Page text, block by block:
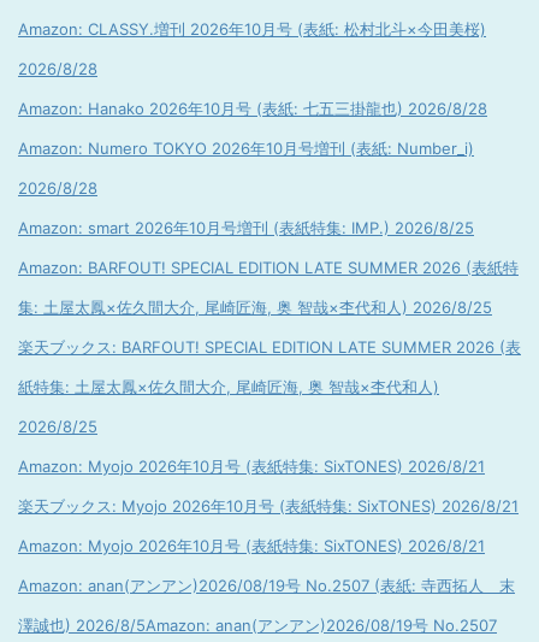
Amazon: CLASSY.増刊 2026年10月号 (表紙: 松村北斗×今田美桜)
2026/8/28
Amazon: Hanako 2026年10月号 (表紙: 七五三掛龍也) 2026/8/28
Amazon: Numero TOKYO 2026年10月号増刊 (表紙: Number_i)
2026/8/28
Amazon: smart 2026年10月号増刊 (表紙特集: IMP.) 2026/8/25
Amazon: BARFOUT! SPECIAL EDITION LATE SUMMER 2026 (表紙特
集: 土屋太鳳×佐久間大介, 尾崎匠海, 奥 智哉×杢代和人) 2026/8/25
楽天ブックス: BARFOUT! SPECIAL EDITION LATE SUMMER 2026 (表
紙特集: 土屋太鳳×佐久間大介, 尾崎匠海, 奥 智哉×杢代和人)
2026/8/25
Amazon: Myojo 2026年10月号 (表紙特集: SixTONES) 2026/8/21
楽天ブックス: Myojo 2026年10月号 (表紙特集: SixTONES) 2026/8/21
Amazon: Myojo 2026年10月号 (表紙特集: SixTONES) 2026/8/21
Amazon: anan(アンアン)2026/08/19号 No.2507 (表紙: 寺西拓人 末
澤誠也) 2026/8/5Amazon: anan(アンアン)2026/08/19号 No.2507